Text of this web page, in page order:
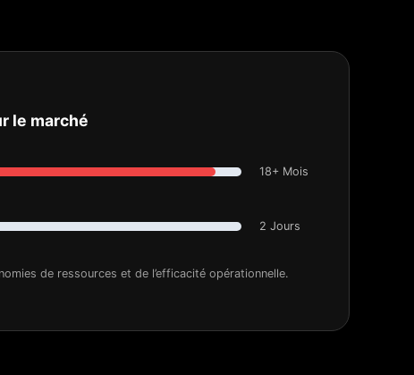
le marché
18+ Mois
2 Jours
de ressources et de l’efficacité opérationnelle.